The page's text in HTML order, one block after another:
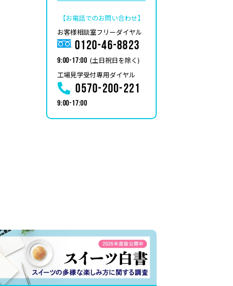
【お電話でのお問い合わせ】
お客様相談室フリーダイヤル
0120-46-8823
9:00-17:00 (土日祝日を除く)
工場見学受付専用ダイヤル
0570-200-221
9:00-17:00